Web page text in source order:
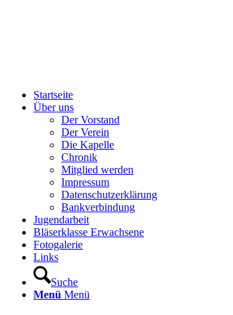
Startseite
Über uns
Der Vorstand
Der Verein
Die Kapelle
Chronik
Mitglied werden
Impressum
Datenschutzerklärung
Bankverbindung
Jugendarbeit
Bläserklasse Erwachsene
Fotogalerie
Links
Suche
Menü Menü